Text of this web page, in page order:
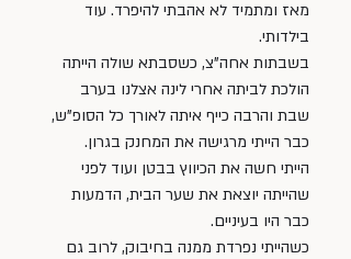
מאז ומתמיד לא אהבתי להיפרד. עוד
בילדותי.
בשבתות אחה"צ, כשסבתא שולה הייתה
הולכת לביתה אחרי לינה אצלנו בערב
שבת והרבה כייף איתה לאורך כל הסופ"ש,
כבר הייתי מרגישה את המחנק בגרון.
הייתי חשה את הכיווץ בבטן ועוד לפני
שהייתה יוצאת את שער הבית, הדמעות
כבר היו בעיניים.
כשהייתי נפרדת ממנה בחיבוק, לרוב גם